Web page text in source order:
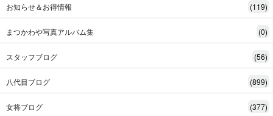
お知らせ＆お得情報 (119)
まつかわや写真アルバム集 (0)
スタッフブログ (56)
八代目ブログ (899)
女将ブログ (377)